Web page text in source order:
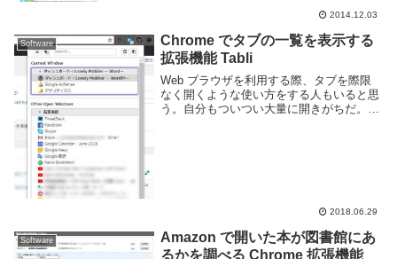
果と行き来する事と思いますが、似たよう
2014.12.03
Software
Chrome でタブの一覧を表示する
拡張機能 Tabli
Web ブラウザを利用する際、タブを際限
なく開くような使い方をする人もいると思
う。自分もついつい大量に開きがちだ。し
2018.06.29
Software
Amazon で開いた本が図書館にあ
るかを調べる Chrome 拡張機能